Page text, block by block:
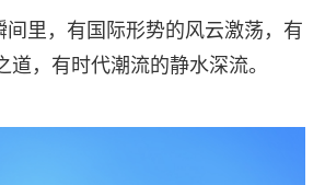
间里，有国际形势的风云激荡，有
道，有时代潮流的静水深流。